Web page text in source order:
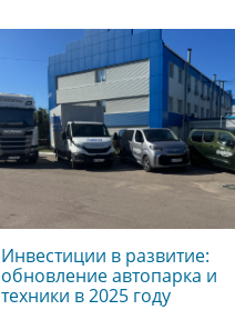
Инвестиции в развитие:
обновление автопарка и
техники в 2025 году